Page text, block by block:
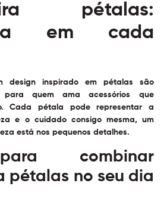
pétalas:
em cada
design inspirado em pétalas são
para quem ama acessórios que
Cada pétala pode representar a
e o cuidado consigo mesma, um
está nos pequenos detalhes.
combinar
pétalas no seu dia